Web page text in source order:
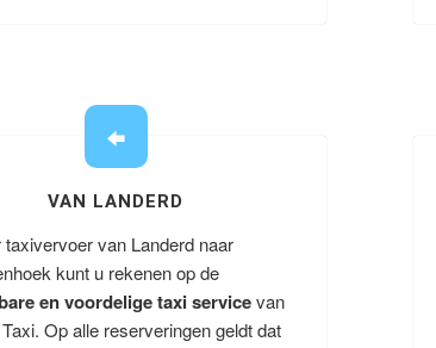
VAN LANDERD
van Landerd naar
kunt u rekenen op de
en voordelige taxi servicevan
Op alle reserveringen geldt dat